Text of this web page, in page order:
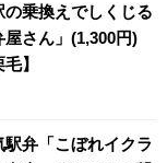
乗換えでしくじる
屋さん」(1,300円)
】
弁「こぼれイクラ